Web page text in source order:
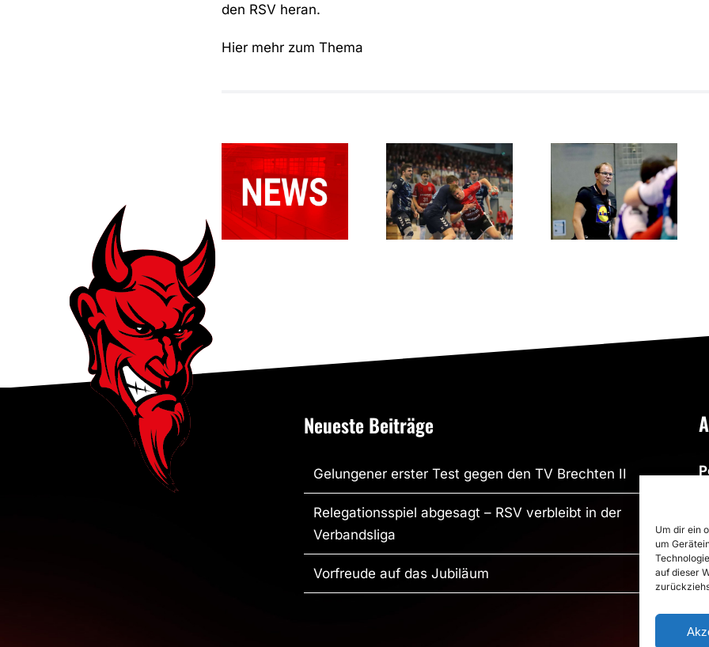
Um dir ein
um
auf dieser
den RSV heran.
Hier mehr zum Thema
abgesagt –
RSV
verbleibt in
der
Dortmund
entreißt
dem RSV
Altenbögge
die
Aufstieg:
RSV
Altenbögge
gegen ASC
Dortmund
Neueste Beiträge
Gelungener erster Test gegen den TV Brechten II
Relegationsspiel abgesagt – RSV verbleibt in der
Verbandsliga
Vorfreude auf das Jubiläum